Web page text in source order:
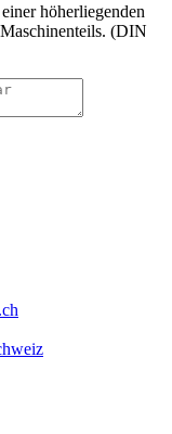
höherliegenden
(DIN